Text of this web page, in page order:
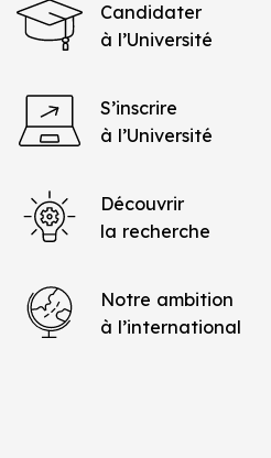
Candidater
à l’Université
S’inscrire
à l’Université
Découvrir
la recherche
Notre ambition
à l’international